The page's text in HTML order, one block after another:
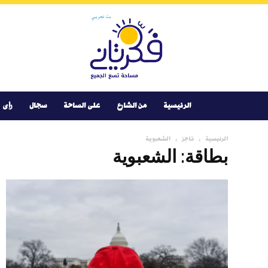
الرئيسية من الشارع على الساحة سجال رأى
الرئيسية تاجز الشعبوية
بطاقة: الشعبوية